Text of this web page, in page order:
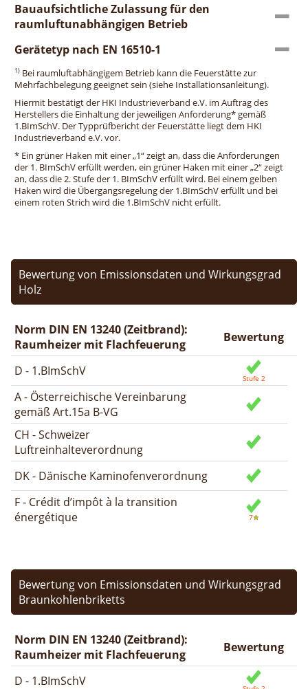
Bauaufsichtliche Zulassung für den
raumluftunabhängigen Betrieb
Gerätetyp nach EN 16510-1
1) Bei raumluftabhängigem Betrieb kann die Feuerstätte zur
Mehrfachbelegung geeignet sein (siehe Installationsanleitung).
Hiermit bestätigt der HKI Industrieverband e.V. im Auftrag des
Herstellers die Einhaltung der jeweiligen Anforderung* gemäß
1.BImSchV. Der Typprüfbericht der Feuerstätte liegt dem HKI
Industrieverband e.V. vor.
* Ein grüner Haken mit einer „1“ zeigt an, dass die Anforderungen
der 1. BImSchV erfüllt werden, ein grüner Haken mit einer „2“ zeigt
an, dass die 2. Stufe der 1. BImSchV erfüllt wird. Bei einem gelben
Haken wird die Übergangsregelung der 1.BImSchV erfüllt und bei
einem roten Strich wird die 1.BImSchV nicht erfüllt.
Bewertung von Emissionsdaten und Wirkungsgrad
Holz
Norm DIN EN 13240 (Zeitbrand):
Raumheizer mit Flachfeuerung
Bewertung
D - 1.BImSchV
A - Österreichische Vereinbarung
gemäß Art.15a B-VG
CH - Schweizer
Luftreinhalteverordnung
DK - Dänische Kaminofenverordnung
F - Crédit d’impôt à la transition
énergétique
Bewertung von Emissionsdaten und Wirkungsgrad
Braunkohlenbriketts
Norm DIN EN 13240 (Zeitbrand):
Raumheizer mit Flachfeuerung
Bewertung
D - 1.BImSchV